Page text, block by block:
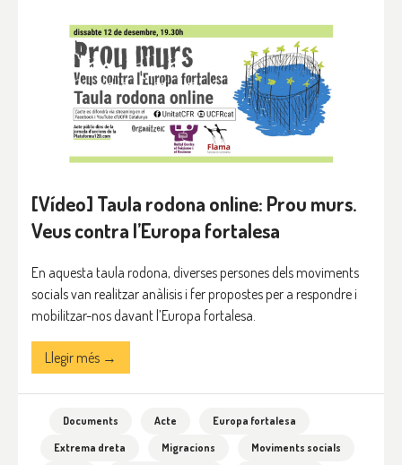
[Vídeo] Taula rodona online: Prou murs.
Veus contra l’Europa fortalesa
En aquesta taula rodona, diverses persones dels moviments
socials van realitzar anàlisis i fer propostes per a respondre i
mobilitzar-nos davant l’Europa fortalesa.
Llegir més →
Documents Acte
Europa fortalesa
Extrema dreta
Migracions
Moviments socials